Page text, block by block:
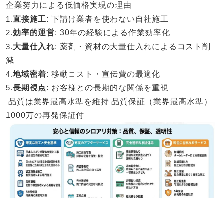
企業努力による低価格実現の理由
1.直接施工: 下請け業者を使わない自社施工
2.効率的運営: 30年の経験による作業効率化
3.大量仕入れ: 薬剤・資材の大量仕入れによるコスト削
減
4.地域密着: 移動コスト・宣伝費の最適化
5.長期視点: お客様との長期的な関係を重視
品質は業界最高水準を維持 品質保証（業界最高水準）
1000万の再発保証付